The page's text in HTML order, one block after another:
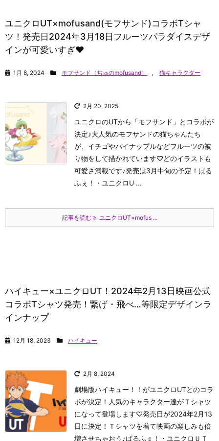
ユニクロUT×mofusand(モフサンド)コラボTシャ
ツ！発売日2024年3月18日フルーツパラダイスデザ
インが可愛いすぎ♥
1月 8, 2024 モフサンド（ぢゅのmofusand） , 猫キャラクター
2月 20, 2025
ユニクロのUTから「モフサンド」とコラボが
決定♪大人気のモフサンドの猫ちゃんたち
が、イチゴやパイナップルなどフルーツの被
り物をして描かれています♡どのイラストも
可愛さ満載です♪発売は3月中旬の予定！ぱる
ふぇ！
・ユニクロU ...
記事を読む ユニクロUT×mofus ...
ハイキュー×ユニクロUT！2024年2月13日映画公式
コラボTシャツ発売！繋げ・飛べ…等限定デザインラ
インナップ
12月 18, 2023 ハイキュー
2月 8, 2024
劇場版ハイキュー！！がユニクロUTとのコラ
ボが決定！人気のキャラクター達がＴシャツ
になって登場します♡発売日が2024年2月13
日に決定！Ｔシャツを着て映画の楽しみも倍
増させちゃおう♪ぱるふぇ！ ・ユニクロＵＴ